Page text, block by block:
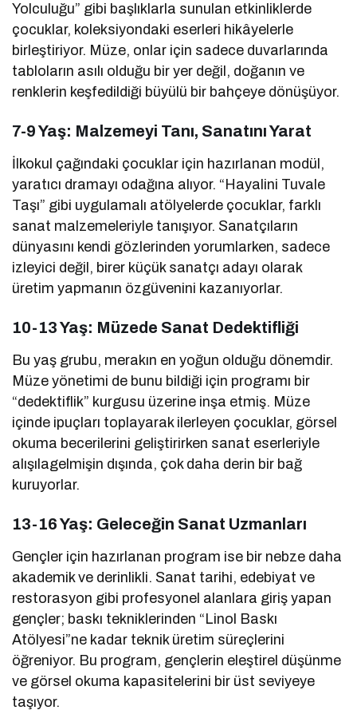
Yolculuğu” gibi başlıklarla sunulan etkinliklerde
çocuklar, koleksiyondaki eserleri hikâyelerle
birleştiriyor. Müze, onlar için sadece duvarlarında
tabloların asılı olduğu bir yer değil, doğanın ve
renklerin keşfedildiği büyülü bir bahçeye dönüşüyor.
7-9 Yaş: Malzemeyi Tanı, Sanatını Yarat
İlkokul çağındaki çocuklar için hazırlanan modül,
yaratıcı dramayı odağına alıyor. “Hayalini Tuvale
Taşı” gibi uygulamalı atölyelerde çocuklar, farklı
sanat malzemeleriyle tanışıyor. Sanatçıların
dünyasını kendi gözlerinden yorumlarken, sadece
izleyici değil, birer küçük sanatçı adayı olarak
üretim yapmanın özgüvenini kazanıyorlar.
10-13 Yaş: Müzede Sanat Dedektifliği
Bu yaş grubu, merakın en yoğun olduğu dönemdir.
Müze yönetimi de bunu bildiği için programı bir
“dedektiflik” kurgusu üzerine inşa etmiş. Müze
içinde ipuçları toplayarak ilerleyen çocuklar, görsel
okuma becerilerini geliştirirken sanat eserleriyle
alışılagelmişin dışında, çok daha derin bir bağ
kuruyorlar.
13-16 Yaş: Geleceğin Sanat Uzmanları
Gençler için hazırlanan program ise bir nebze daha
akademik ve derinlikli. Sanat tarihi, edebiyat ve
restorasyon gibi profesyonel alanlara giriş yapan
gençler; baskı tekniklerinden “Linol Baskı
Atölyesi”ne kadar teknik üretim süreçlerini
öğreniyor. Bu program, gençlerin eleştirel düşünme
ve görsel okuma kapasitelerini bir üst seviyeye
taşıyor.